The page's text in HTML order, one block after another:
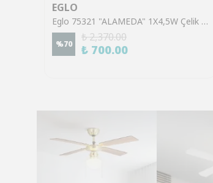
EGLO
Eglo 75321 "ALAMEDA" 1X4,5W Çelik Nikel Mat Sıva Üstü Spot
%70
₺ 2,370.00
₺ 700.00